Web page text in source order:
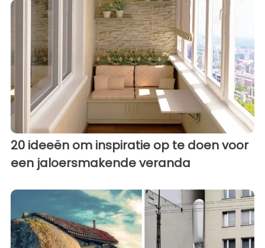
20 ideeën om inspiratie op te doen voor
een jaloersmakende veranda